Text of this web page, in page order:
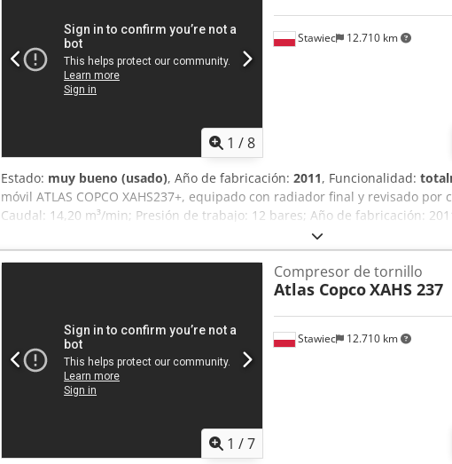
1 /8
Stawiec 12.710 km
Estado: muy bueno (usado), Año de fabricación: 2011, Funcionalidad:
móvil ATLAS COPCO XAHS237+, equipado con radiador final y revisado por
Caudal: 14,20 m³/min; Presión de trabajo: 12 bares; Año de fabricación:
funcionamiento: 1752 h El compresor está en perfecto estado de
garantía. Dodeznba Ejpfx Aptskr Precio neto: 119.500 PLN Precio bruto:
encuentra en condiciones óptimas. A continuación, se incluyen los enlaces
1 /7
Stawiec 12.710 km
Compresor de tornillo
Atlas CopcoXAHS 237